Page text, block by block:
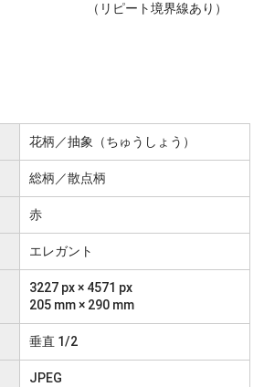
（リピート境界線あり）
花柄／抽象（ちゅうしょう）
総柄／散点柄
赤
エレガント
3227 px × 4571 px
205 mm × 290 mm
垂直 1/2
JPEG